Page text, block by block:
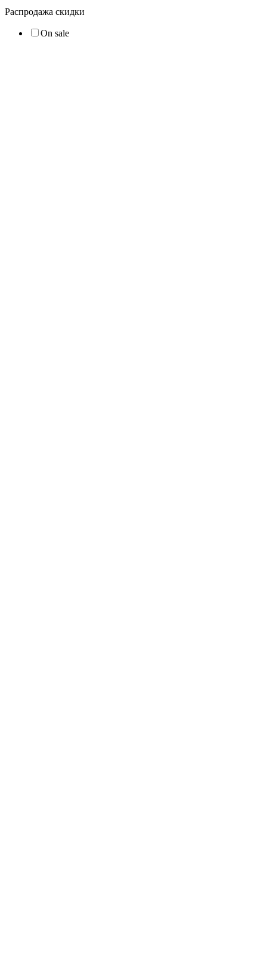
Распродажа скидки
On sale